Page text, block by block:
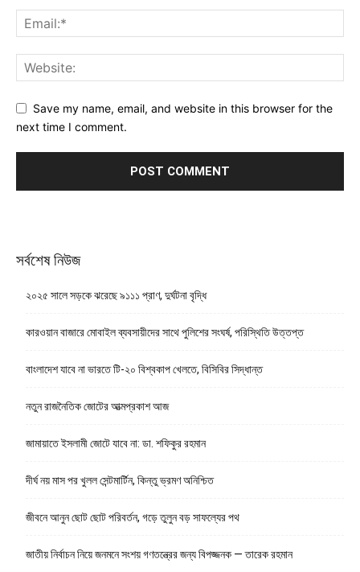
Save my name, email, and website in this browser for the
next time I comment.
সর্বশেষ নিউজ
২০২৫ সালে সড়কে ঝরেছে ৯১১১ প্রাণ, দুর্ঘটনা বৃদ্ধি
কারওয়ান বাজারে মোবাইল ব্যবসায়ীদের সাথে পুলিশের সংঘর্ষ, পরিস্থিতি উত্তপ্ত
বাংলাদেশ যাবে না ভারতে টি-২০ বিশ্বকাপ খেলতে, বিসিবির সিদ্ধান্ত
নতুন রাজনৈতিক জোটের আত্মপ্রকাশ আজ
জামায়াতে ইসলামী জোটে যাবে না: ডা. শফিকুর রহমান
দীর্ঘ নয় মাস পর খুলল সেন্টমার্টিন, কিন্তু ভ্রমণ অনিশ্চিত
জীবনে আনুন ছোট ছোট পরিবর্তন, গড়ে তুলুন বড় সাফল্যের পথ
জাতীয় নির্বাচন নিয়ে জনমনে সংশয় গণতন্ত্রের জন্য বিপজ্জনক — তারেক রহমান